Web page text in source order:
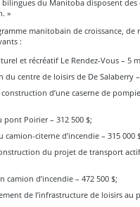
du Manitoba disposent des
»
manitobain de croissance,
:
et récréatif Le Rendez-Vous – 5
centre de loisirs de De Salaberry
d’une caserne de
Poirier – 312 500 $;
citerne d’incendie – 315 000
du projet de transport
d’incendie – 472 500 $;
de l’infrastructure de loisirs au